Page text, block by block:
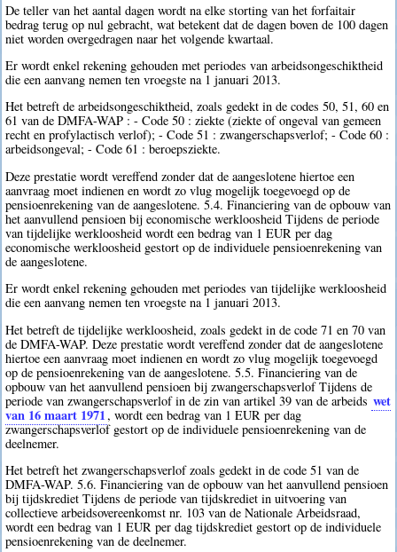
De teller van het aantal dagen wordt na elke storting van het forfaitair
bedrag terug op nul gebracht, wat betekent dat de dagen boven de 100 dagen
niet worden overgedragen naar het volgende kwartaal.
Er wordt enkel rekening gehouden met periodes van arbeidsongeschiktheid
die een aanvang nemen ten vroegste na 1 januari 2013.
Het betreft de arbeidsongeschiktheid, zoals gedekt in de codes 50, 51, 60 en
61 van de DMFA-WAP : - Code 50 : ziekte (ziekte of ongeval van gemeen
recht en profylactisch verlof); - Code 51 : zwangerschapsverlof; - Code 60 :
arbeidsongeval; - Code 61 : beroepsziekte.
Deze prestatie wordt vereffend zonder dat de aangeslotene hiertoe een
aanvraag moet indienen en wordt zo vlug mogelijk toegevoegd op de
pensioenrekening van de aangeslotene. 5.4. Financiering van de opbouw van
het aanvullend pensioen bij economische werkloosheid Tijdens de periode
van tijdelijke werkloosheid wordt een bedrag van 1 EUR per dag
economische werkloosheid gestort op de individuele pensioenrekening van
de aangeslotene.
Er wordt enkel rekening gehouden met periodes van tijdelijke werkloosheid
die een aanvang nemen ten vroegste na 1 januari 2013.
Het betreft de tijdelijke werkloosheid, zoals gedekt in de code 71 en 70 van
de DMFA-WAP. Deze prestatie wordt vereffend zonder dat de aangeslotene
hiertoe een aanvraag moet indienen en wordt zo vlug mogelijk toegevoegd
op de pensioenrekening van de aangeslotene. 5.5. Financiering van de
opbouw van het aanvullend pensioen bij zwangerschapsverlof Tijdens de
periode van zwangerschapsverlof in de zin van artikel 39 van de arbeids wet
van 16 maart 1971, wordt een bedrag van 1 EUR per dag
zwangerschapsverlof gestort op de individuele pensioenrekening van de
deelnemer.
Het betreft het zwangerschapsverlof zoals gedekt in de code 51 van de
DMFA-WAP. 5.6. Financiering van de opbouw van het aanvullend pensioen
bij tijdskrediet Tijdens de periode van tijdskrediet in uitvoering van
collectieve arbeidsovereenkomst nr. 103 van de Nationale Arbeidsraad,
wordt een bedrag van 1 EUR per dag tijdskrediet gestort op de individuele
pensioenrekening van de deelnemer.